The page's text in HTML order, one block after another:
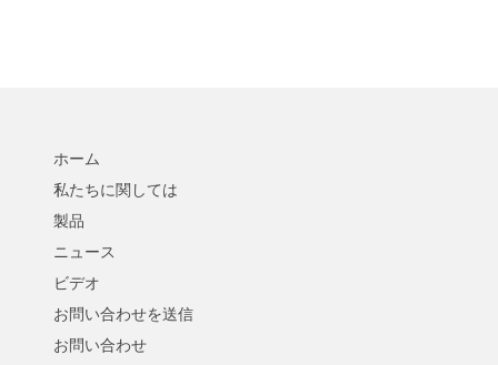
ホーム
私たちに関しては
製品
ニュース
ビデオ
お問い合わせを送信
お問い合わせ